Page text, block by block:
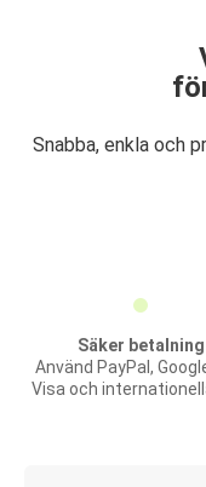
Snabba, enkla och
Säker betalning
Använd PayPal,
Visa och